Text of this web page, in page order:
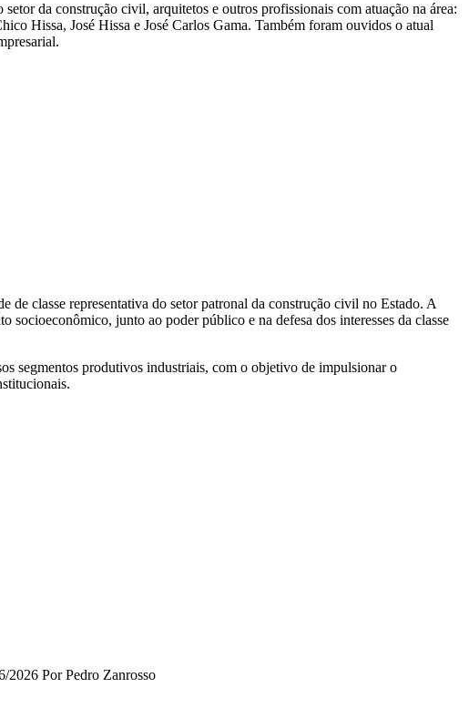
da construção civil, arquitetos e outros profissionais com atuação na área:
Hissa, José Hissa e José Carlos Gama. Também foram ouvidos o atual
classe representativa do setor patronal da construção civil no Estado. A
socioeconômico, junto ao poder público e na defesa dos interesses da classe
segmentos produtivos industriais, com o objetivo de impulsionar o
2026 Por Pedro Zanrosso